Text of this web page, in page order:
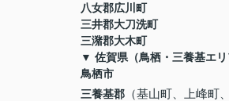
八女郡広川町
三井郡大刀洗町
三潴郡大木町
▼ 佐賀県（鳥栖・三養基エリ
鳥栖市
三養基郡 （基山町、上峰町